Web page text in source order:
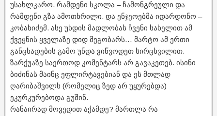
უსახლკარო. რამდენი სკოლა – ჩამონგრეული და
რამდენი გზა ამოთხრილი. და ენჯეოებმა იდარდონო –
კობახიძემ. ასე უხდის მადლობას ჩვენი სახელით ამ
ქვეყნის ყველაზე დიდ მეგობარს… მარტო ამ ერთი
განცხადების გამო უნდა ვიწვოდეთ სირცხვილით.
ზარქუაზე საერთოდ კომენტარს არ გავაკეთებ. ისინი
ბიძინას მაინც ეფლირტავებიან და ეს მთლად
ღარიბაშვილს (რომელიც ზედ არ უყურებდა)
ეკურკურებოდა გუშინ.
რანაირად მოვედით აქამდე? მართლა რა